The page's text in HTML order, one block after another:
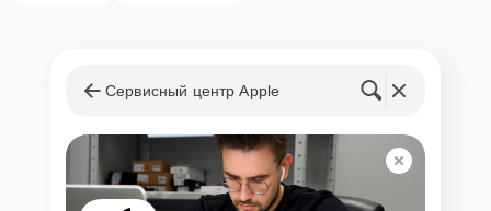
Сервисный центр Apple